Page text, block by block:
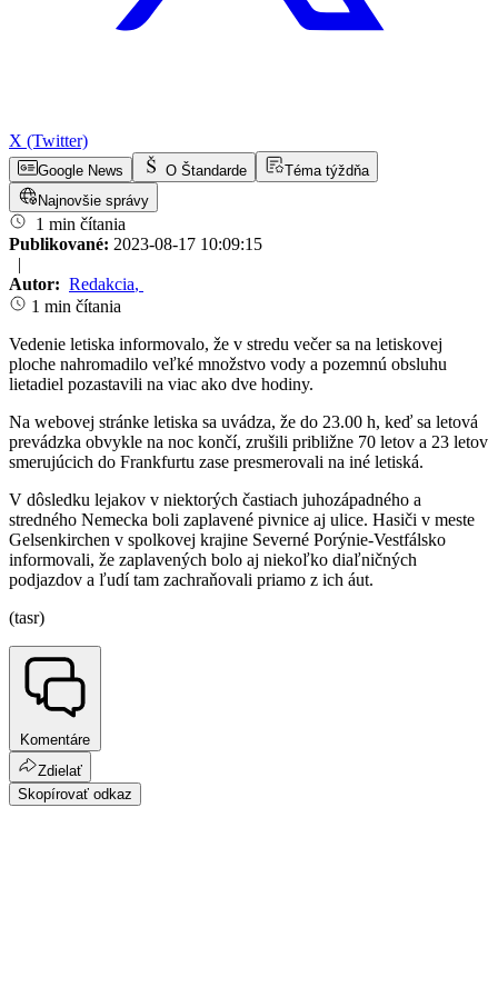
X (Twitter)
Google News O Štandarde
Téma týždňa
Najnovšie správy
1 min čítania
Publikované: 2023-08-17 10:09:15
|
Autor: Redakcia,
1 min čítania
Vedenie letiska informovalo, že v stredu večer sa na letiskovej
ploche nahromadilo veľké množstvo vody a pozemnú obsluhu
lietadiel pozastavili na viac ako dve hodiny.
Na webovej stránke letiska sa uvádza, že do 23.00 h, keď sa letová
prevádzka obvykle na noc končí, zrušili približne 70 letov a 23 letov
smerujúcich do Frankfurtu zase presmerovali na iné letiská.
V dôsledku lejakov v niektorých častiach juhozápadného a
stredného Nemecka boli zaplavené pivnice aj ulice. Hasiči v meste
Gelsenkirchen v spolkovej krajine Severné Porýnie-Vestfálsko
informovali, že zaplavených bolo aj niekoľko diaľničných
podjazdov a ľudí tam zachraňovali priamo z ich áut.
(tasr)
Komentáre
Zdielať
Skopírovať odkaz